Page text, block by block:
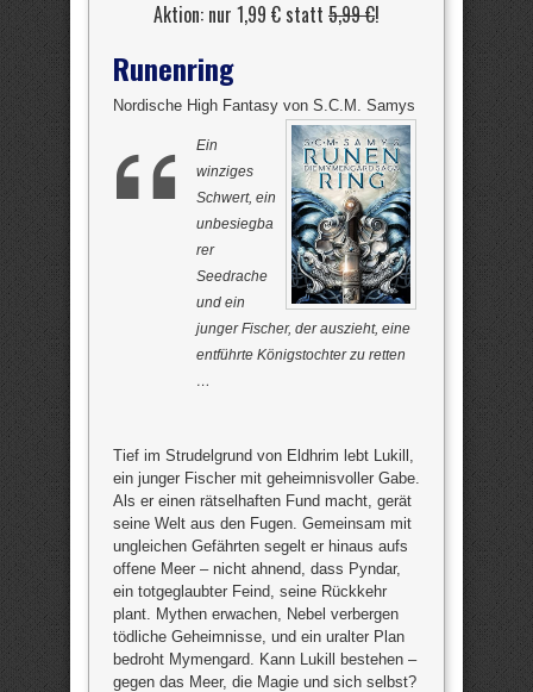
Aktion: nur 1,99 € statt 5,99 €!
Runenring
Nordische High Fantasy von S.C.M. Samys
Ein
winziges
Schwert, ein
unbesiegba
rer
Seedrache
und ein
junger Fischer, der auszieht, eine
entführte Königstochter zu retten
…
Tief im Strudelgrund von Eldhrim lebt Lukill,
ein junger Fischer mit geheimnisvoller Gabe.
Als er einen rätselhaften Fund macht, gerät
seine Welt aus den Fugen. Gemeinsam mit
ungleichen Gefährten segelt er hinaus aufs
offene Meer – nicht ahnend, dass Pyndar,
ein totgeglaubter Feind, seine Rückkehr
plant. Mythen erwachen, Nebel verbergen
tödliche Geheimnisse, und ein uralter Plan
bedroht Mymengard. Kann Lukill bestehen –
gegen das Meer, die Magie und sich selbst?